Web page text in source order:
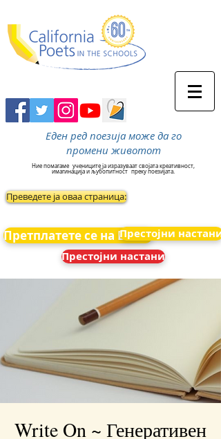
Еден ред поезија може да го
промени животот
Ние помагаме учениците ја изразуваат својата креативност,
имагинација и љубопитност преку поезијата.
Преведете ја оваа страница:
Претплатете се на ВестиПрестојни настани
Престојни настани
Write On ~ Генеративен